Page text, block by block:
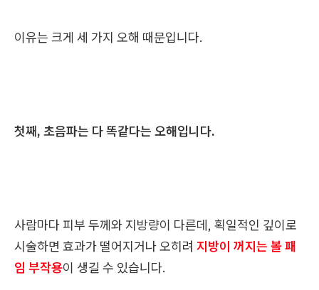
이유는 크게 세 가지 오해 때문입니다.
첫째, 초음파는 다 똑같다는 오해입니다.
사람마다 피부 두께와 지방량이 다른데, 획일적인 깊이로
시술하면 효과가 떨어지거나 오히려 지방이 꺼지는 볼 패
임 부작용이 생길 수 있습니다.